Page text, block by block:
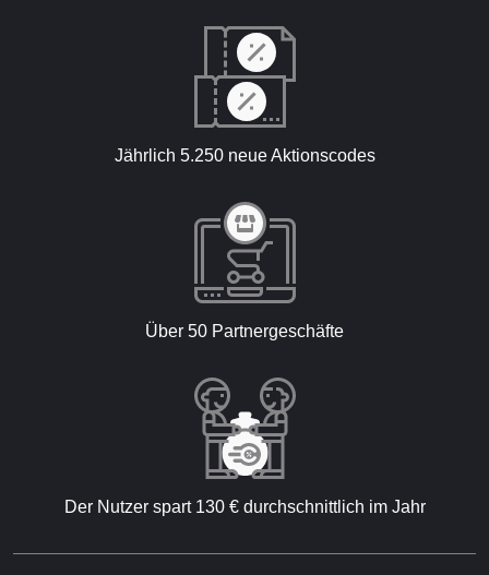
Jährlich 5.250 neue Aktionscodes
Über 50 Partnergeschäfte
Der Nutzer spart 130 € durchschnittlich im Jahr